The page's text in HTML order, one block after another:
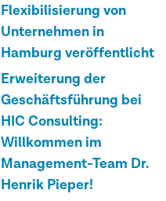
Flexibilisierung von
Unternehmen in
Hamburg veröffentlicht
Erweiterung der
Geschäftsführung bei
HIC Consulting:
Willkommen im
Management-Team Dr.
Henrik Pieper!